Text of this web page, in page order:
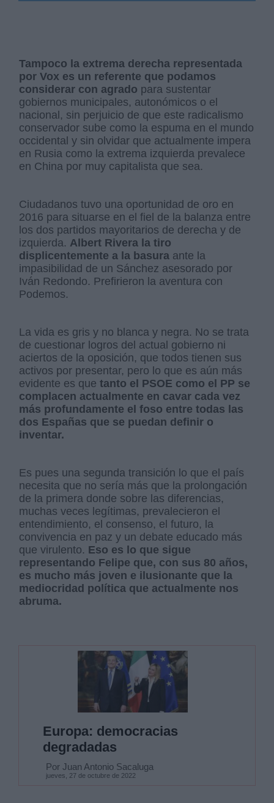
Tampoco la extrema derecha representada
por Vox es un referente que podamos
considerar con agrado para sustentar
gobiernos municipales, autonómicos o el
nacional, sin perjuicio de que este radicalismo
conservador sube como la espuma en el mundo
occidental y sin olvidar que actualmente impera
en Rusia como la extrema izquierda prevalece
en China por muy capitalista que sea.
Ciudadanos tuvo una oportunidad de oro en
2016 para situarse en el fiel de la balanza entre
los dos partidos mayoritarios de derecha y de
izquierda. Albert Rivera la tiro
displicentemente a la basura ante la
impasibilidad de un Sánchez asesorado por
Iván Redondo. Prefirieron la aventura con
Podemos.
La vida es gris y no blanca y negra. No se trata
de cuestionar logros del actual gobierno ni
aciertos de la oposición, que todos tienen sus
activos por presentar, pero lo que es aún más
evidente es quetanto el PSOE como el PP se
complacen actualmente en cavar cada vez
más profundamente el foso entre todas las
dos Españas que se puedan definir o
inventar.
Es pues una segunda transición lo que el país
necesita que no sería más que la prolongación
de la primera donde sobre las diferencias,
muchas veces legítimas, prevalecieron el
entendimiento, el consenso, el futuro, la
convivencia en paz y un debate educado más
que virulento. Eso es lo que sigue
representando Felipe que, con sus 80 años,
es mucho más joven e ilusionante que la
mediocridad política que actualmente nos
abruma.
Europa: democracias
degradadas
Por Juan Antonio Sacaluga
jueves, 27 de octubre de 2022